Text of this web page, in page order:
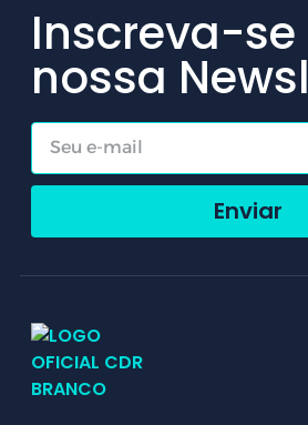
Inscreva-se
nossa
Enviar